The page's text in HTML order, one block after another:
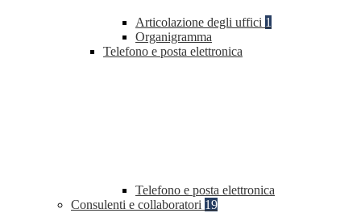
Articolazione degli uffici 1
Organigramma
Telefono e posta elettronica
Telefono e posta elettronica
Consulenti e collaboratori 19